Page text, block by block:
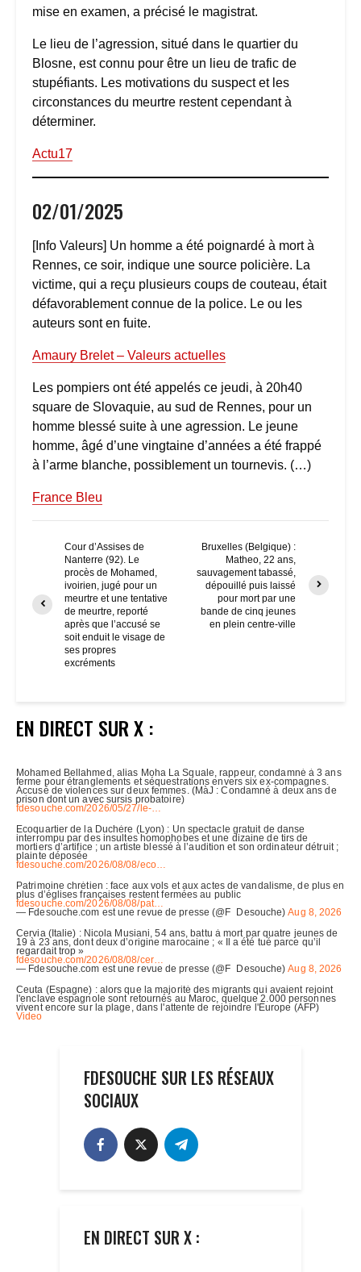
mise en examen, a précisé le magistrat.
Le lieu de l’agression, situé dans le quartier du
Blosne, est connu pour être un lieu de trafic de
stupéfiants. Les motivations du suspect et les
circonstances du meurtre restent cependant à
déterminer.
Actu17
02/01/2025
[Info Valeurs] Un homme a été poignardé à mort à
Rennes, ce soir, indique une source policière. La
victime, qui a reçu plusieurs coups de couteau, était
défavorablement connue de la police. Le ou les
auteurs sont en fuite.
Amaury Brelet – Valeurs actuelles
Les pompiers ont été appelés ce jeudi, à 20h40
square de Slovaquie, au sud de Rennes, pour un
homme blessé suite à une agression. Le jeune
homme, âgé d’une vingtaine d’années a été frappé
à l’arme blanche, possiblement un tournevis. (…)
France Bleu
Cour d’Assises de
Nanterre (92). Le
procès de Mohamed,
ivoirien, jugé pour un
meurtre et une tentative
de meurtre, reporté
après que l’accusé se
soit enduit le visage de
ses propres
excréments
Bruxelles (Belgique) :
Matheo, 22 ans,
sauvagement tabassé,
dépouillé puis laissé
pour mort par une
bande de cinq jeunes
en plein centre-ville
EN DIRECT SUR X :
FDESOUCHE SUR LES RÉSEAUX
SOCIAUX
EN DIRECT SUR X :